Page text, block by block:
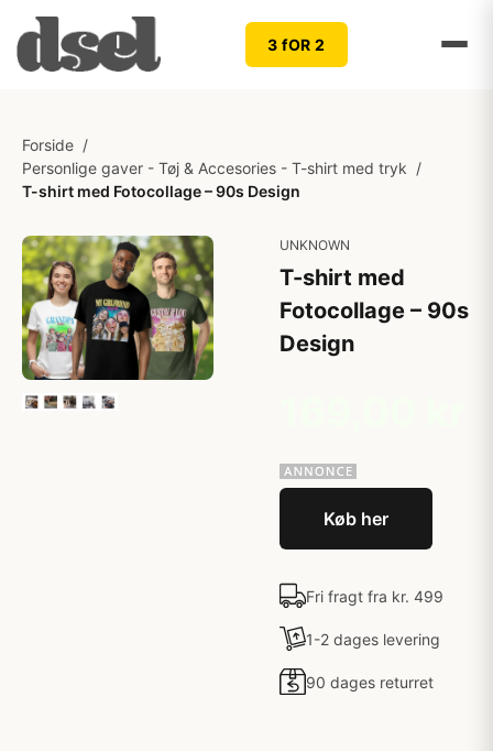
3 fOR 2
Forside /
Personlige gaver - Tøj & Accesories - T-shirt med tryk /
T-shirt med Fotocollage – 90s Design
UNKNOWN
T-shirt med
Fotocollage – 90s
Design
Køb her
Fri fragt fra kr. 499
1-2 dages levering
90 dages returret